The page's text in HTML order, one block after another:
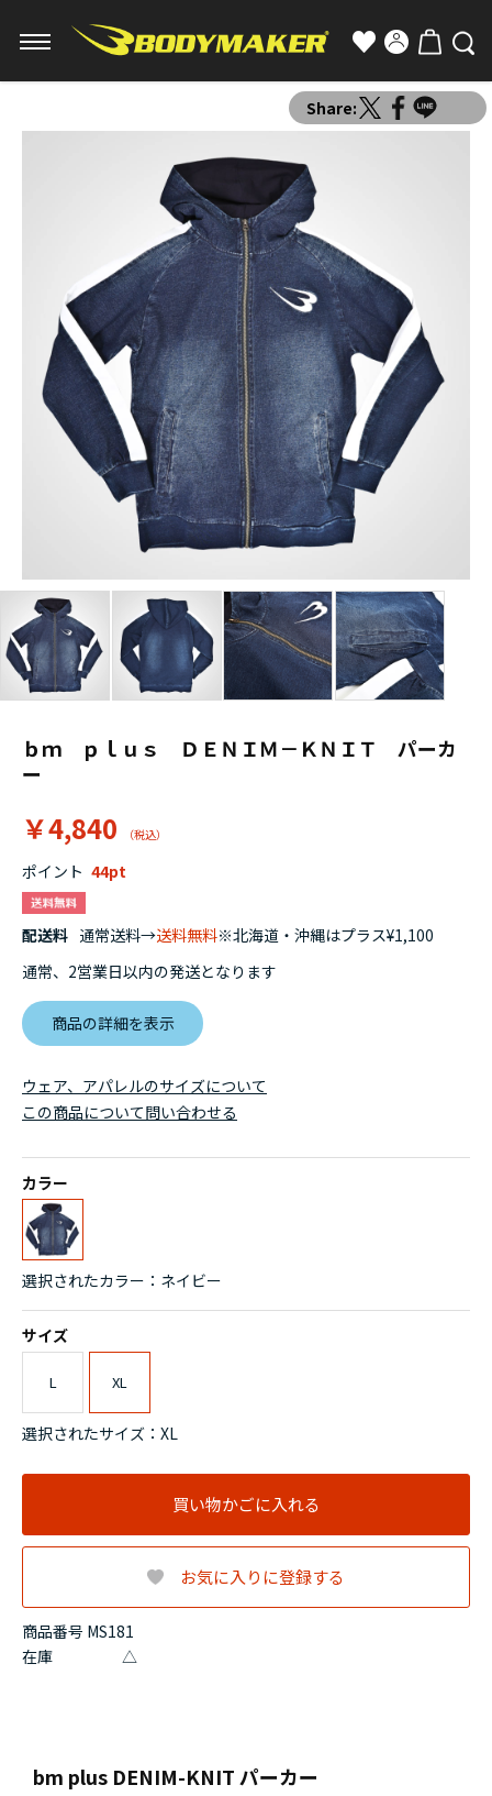
Share:
ｂｍ ｐｌｕｓ ＤＥＮＩＭ－ＫＮＩＴ パーカ
ー
￥4,840
商品番号 MS181
ポイント 44
在庫 △
配送料 通常送料→送料無料※北海道・沖縄はプラス¥1,100
通常、2営業日以内の発送となります
商品の詳細を表示
ウェア、アパレルのサイズについて
カラー
選択されたカラー：ネイビー
サイズ
L XL
選択されたサイズ：XL
買い物かごに入れる
お気に入りに登録する
この商品について問い合わせる
bm plus DENIM-KNIT パーカー